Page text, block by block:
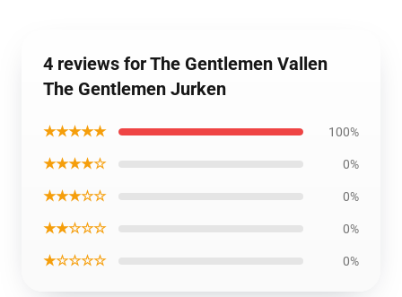
4 reviews for The Gentlemen Vallen
The Gentlemen Jurken
★★★★★ 100%
★★★★☆ 0%
★★★☆☆ 0%
★★☆☆☆ 0%
★☆☆☆☆ 0%